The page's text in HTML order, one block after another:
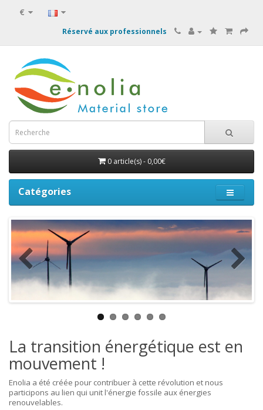
€
Réservé aux professionnels
0 article(s) - 0,00€
Catégories
La transition énergétique est en
mouvement !
Enolia a été créée pour contribuer à cette révolution et nous
participons au lien qui unit l'énergie fossile aux énergies
renouvelables.